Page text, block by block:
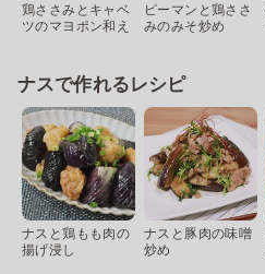
鶏ささみとキャベ
ツのマヨポン和え
ピーマンと鶏ささ
みのみそ炒め
ナスで作れるレシピ
ナスと鶏もも肉の
揚げ浸し
ナスと豚肉の味噌
炒め